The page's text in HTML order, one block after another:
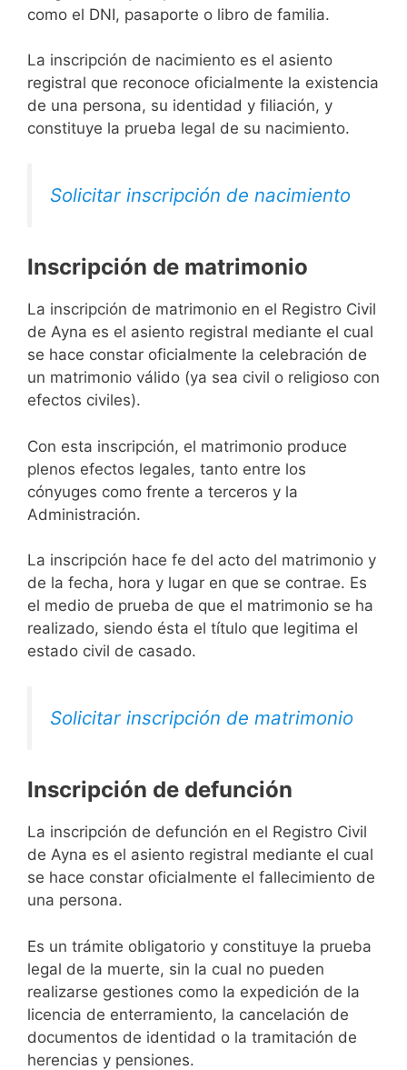
como el DNI, pasaporte o libro de familia.
La inscripción de nacimiento es el asiento
registral que reconoce oficialmente la existencia
de una persona, su identidad y filiación, y
constituye la prueba legal de su nacimiento.
Solicitar inscripción de nacimiento
Inscripción de matrimonio
La inscripción de matrimonio en el Registro Civil
de Ayna es el asiento registral mediante el cual
se hace constar oficialmente la celebración de
un matrimonio válido (ya sea civil o religioso con
efectos civiles).
Con esta inscripción, el matrimonio produce
plenos efectos legales, tanto entre los
cónyuges como frente a terceros y la
Administración.
La inscripción hace fe del acto del matrimonio y
de la fecha, hora y lugar en que se contrae. Es
el medio de prueba de que el matrimonio se ha
realizado, siendo ésta el título que legitima el
estado civil de casado.
Solicitar inscripción de matrimonio
Inscripción de defunción
La inscripción de defunción en el Registro Civil
de Ayna es el asiento registral mediante el cual
se hace constar oficialmente el fallecimiento de
una persona.
Es un trámite obligatorio y constituye la prueba
legal de la muerte, sin la cual no pueden
realizarse gestiones como la expedición de la
licencia de enterramiento, la cancelación de
documentos de identidad o la tramitación de
herencias y pensiones.